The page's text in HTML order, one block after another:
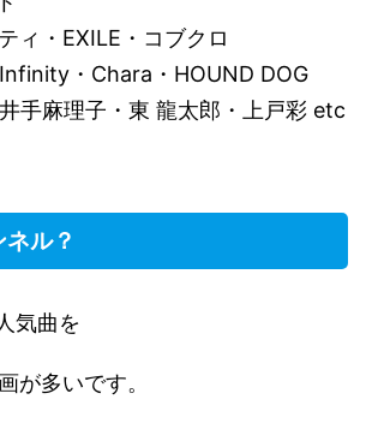
ィ・EXILE・コブクロ
・Chara・HOUND DOG
手麻理子・東 龍太郎・上戸彩 etc
ル？
気曲を
が多いです。